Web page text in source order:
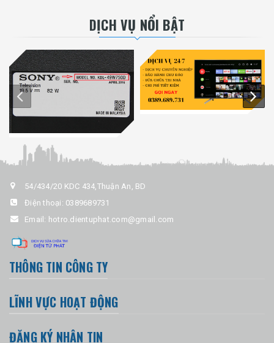
DỊCH VỤ NỔI BẬT
54/434/20 KDC 434,Thuận An, BD
Điện thoại: 0389689731
Email: hotro.dientuphat.com@gmail.com
THÔNG TIN CÔNG TY
LĨNH VỰC HOẠT ĐỘNG
ĐĂNG KÝ NHẬN TIN